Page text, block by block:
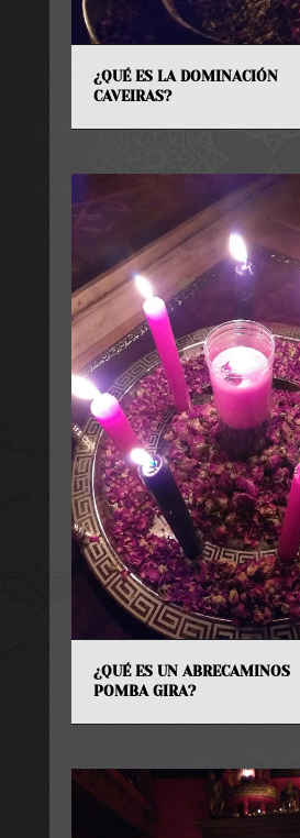
¿QUÉ ES LA DOMINACIÓN
CAVEIRAS?
¿QUÉ ES UN ABRECAMINOS
POMBA GIRA?